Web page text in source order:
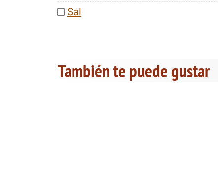
Sal
También te puede gustar